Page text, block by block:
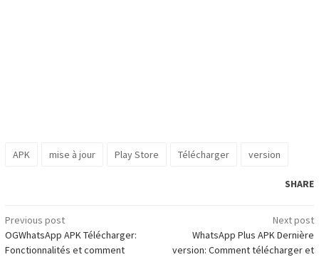
APK mise à jour Play Store Télécharger version
SHARE
Post
navigation
Previous post
OGWhatsApp APK Télécharger:
Fonctionnalités et comment
Next post
WhatsApp Plus APK Dernière
version: Comment télécharger et